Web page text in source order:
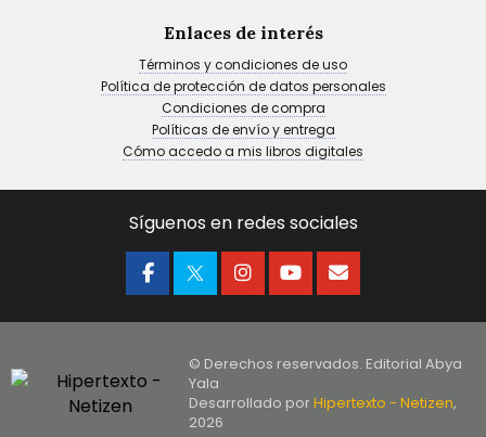
Enlaces de interés
Términos y condiciones de uso
Política de protección de datos personales
Condiciones de compra
Políticas de envío y entrega
Cómo accedo a mis libros digitales
Síguenos en redes sociales
© Derechos reservados. Editorial Abya
Yala
Desarrollado porHipertexto - Netizen,
2026